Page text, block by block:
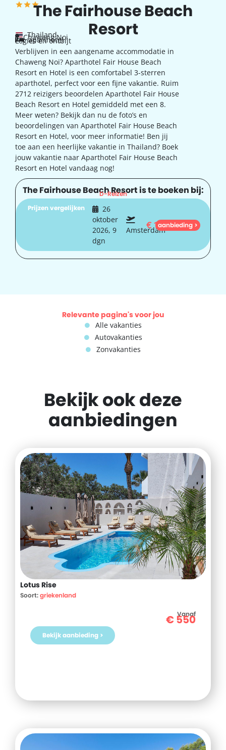
The Fairhouse Beach
Resort
Thailand
Chaweng Noi
aparthotel
Logies en ontbijt
Verblijven in een aangename accommodatie in
Chaweng Noi? Aparthotel Fair House Beach
Resort en Hotel is een comfortabel 3-sterren
aparthotel, perfect voor een fijne vakantie. Ruim
2712 reizigers beoordelen Aparthotel Fair House
Beach Resort en Hotel gemiddeld met een 8.
Meer weten? Bekijk dan nu de foto’s en
beoordelingen van Aparthotel Fair House Beach
Resort en Hotel, voor meer informatie! Ben jij
toe aan een heerlijke vakantie in Thailand? Boek
jouw vakantie naar Aparthotel Fair House Beach
Resort en Hotel vandaag nog!
The Fairhouse Beach Resort is te boeken bij:
D-Reizen
Prijzen vergelijken
26
oktober
2026, 9
dgn
Amsterdam
€1.284
aanbieding >
Relevante pagina's voor jou
Alle vakanties
Autovakanties
Zonvakanties
Bekijk ook deze
aanbiedingen
Lotus Rise
Soort:griekenland
Vanaf
€550
Bekijk aanbieding >